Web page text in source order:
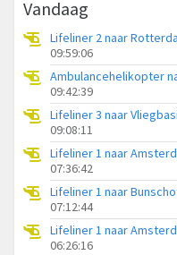
Vandaag
Lifeliner 2 naar
09:59:06
09:42:39
Lifeliner 3 naar
09:08:11
Lifeliner 1 naar
07:36:42
07:12:44
Lifeliner 1 naar
06:26:16